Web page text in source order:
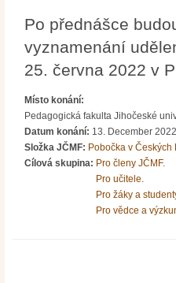
Po přednášce
vyznamenání
25. června 2022 v
Místo konání:
Pedagogická fakulta Jihočeské
Datum konání: 13. December
Složka JČMF: Pobočka v
Cílová skupina: Pro členy JČMF.
Pro učitele.
Pro žáky a
Pro vědce a